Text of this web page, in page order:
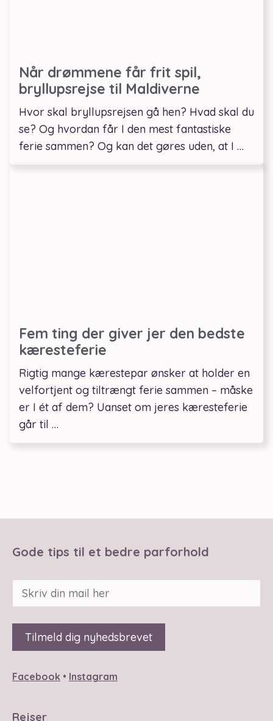
Når drømmene får frit spil,
bryllupsrejse til Maldiverne
Hvor skal bryllupsrejsen gå hen? Hvad skal du
se? Og hvordan får I den mest fantastiske
ferie sammen? Og kan det gøres uden, at I …
Fem ting der giver jer den bedste
kæresteferie
Rigtig mange kærestepar ønsker at holder en
velfortjent og tiltrængt ferie sammen – måske
er I ét af dem? Uanset om jeres kæresteferie
går til …
Gode tips til et bedre parforhold
Facebook • Instagram
Rejser